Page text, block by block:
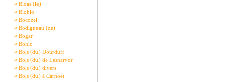
¤ Bloas (le)
¤ Blohio
¤ Bocozel
¤ Bodigneau (de)
¤ Bogar
¤ Bohic
¤ Bois (du) Dourduff
¤ Bois (du) de Lesnarvor
¤ Bois (du) divers
¤ Bois (du) à Carnoet